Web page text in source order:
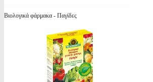
Βιολογικά φάρμακα - Παγίδες